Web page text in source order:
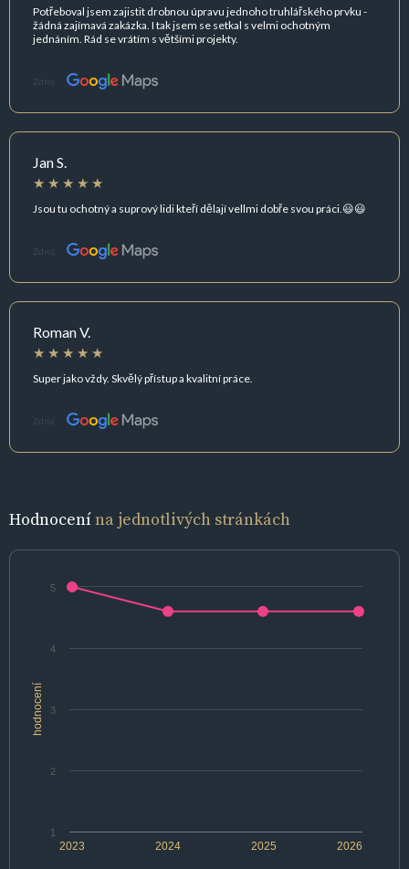
Potřeboval jsem zajistit drobnou úpravu jednoho truhlářského prvku -
žádná zajímavá zakázka. I tak jsem se setkal s velmi ochotným
jednáním. Rád se vrátím s většími projekty.
Zdroj:
Jan S.
Jsou tu ochotný a suprový lidi kteří dělají vellmi dobře svou práci.😃😃
Zdroj:
Roman V.
Super jako vždy. Skvělý přístup a kvalitní práce.
Zdroj:
Hodnocenína jednotlivých stránkách
hodnocení
2024 2026
2023 2025
1
2
3
4
5